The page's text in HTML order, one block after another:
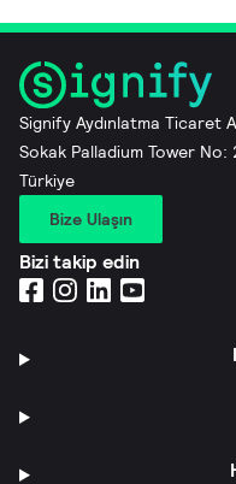
Signify Aydınlatma Ticaret
Sokak Palladium Tower
Türkiye
Bize Ulaşın
Bizi takip edin